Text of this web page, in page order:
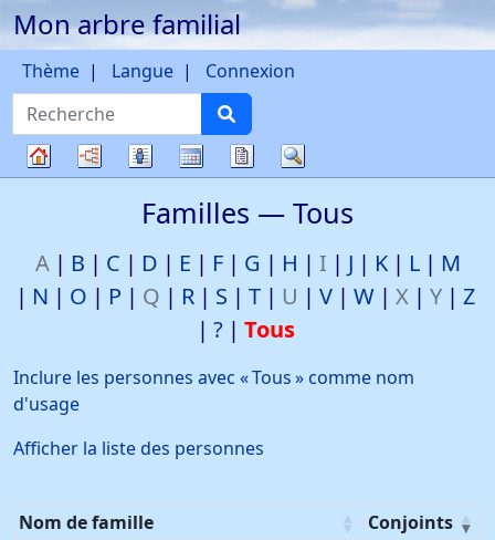
Passer au contenu
Mon arbre familial
Recherche
Thème Langue Connexion
Diagrammes
Listes CalendrierRapports
Familles — Tous
A B C D E F G H I J K L
M
N
O P Q R S T U V W X Y
Z
?
Tous
Inclure les personnes avec «Tous» comme nom
d'usage
Afficher la liste des personnes
Nom de famille
Conjoints